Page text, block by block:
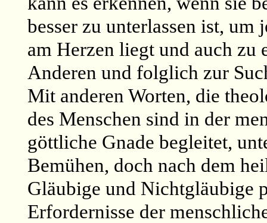
besser zu unterlassen ist, um
am Herzen liegt und auch zu
Anderen und folglich zur
Mit anderen Worten, die
des Menschen sind in der
göttliche Gnade begleitet,
Bemühen, doch nach dem
Gläubige und Nichtgläubige
Erfordernisse der